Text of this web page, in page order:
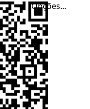
Opções...